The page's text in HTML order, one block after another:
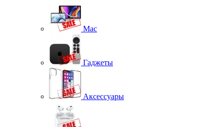
Mac
Гаджеты
Аксессуары